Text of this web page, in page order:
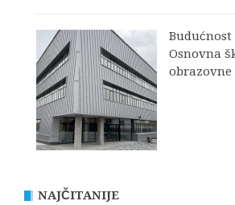
Budućnost
Osnovna
obrazovne
NAJČITANIJE